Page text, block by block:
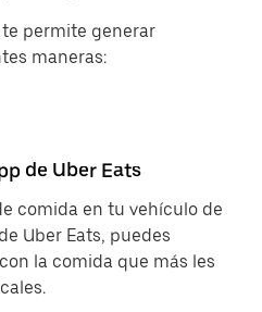
permite generar
maneras:
de Uber Eats
comida en tu vehículo de
Uber Eats, puedes
la comida que más les